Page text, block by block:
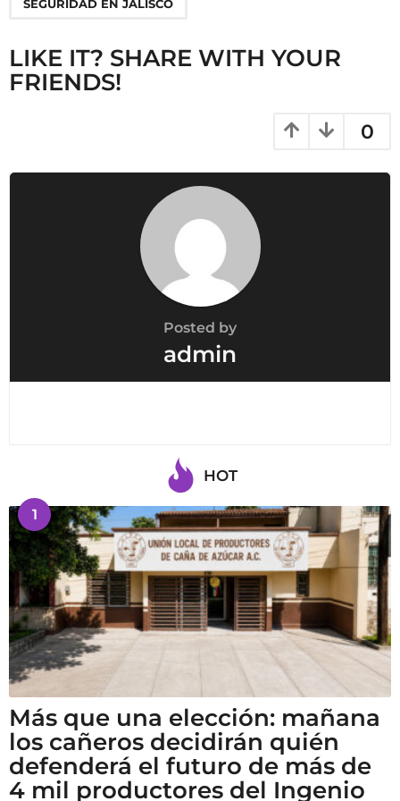
SEGURIDAD EN JALISCO
LIKE IT? SHARE WITH YOUR
FRIENDS!
0
Posted by
admin
HOT
1
Más que una elección: mañana
los cañeros decidirán quién
defenderá el futuro de más de
4 mil productores del Ingenio